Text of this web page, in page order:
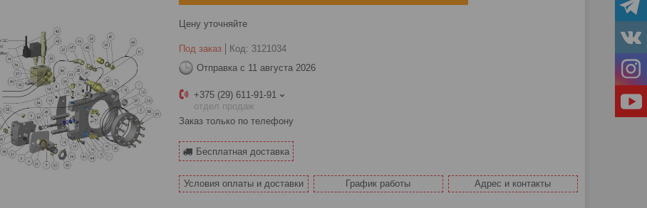
Цену уточняйте
Под заказ Код: 3121034
Отправка с 11 августа 2026
+375 (29) 611-91-91
отдел продаж
Заказ только по телефону
Бесплатная доставка
Условия оплаты и доставки График работы Адрес и контакты